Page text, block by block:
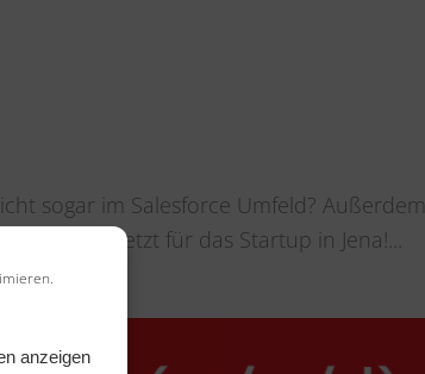
anzeigen
sogar im Salesforce Umfeld? Außerdem
dich jetzt für das Startup in Jena!...